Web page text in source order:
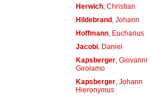
Herwich, Christian
Hildebrand, Johann
Hoffmann, Eucharius
Jacobi, Daniel
Kapsberger, Giovanni
Girolamo
Kapsberger, Johann
Hieronymus